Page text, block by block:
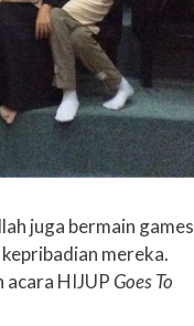
juga bermain games
mereka.
HIJUPGoes To